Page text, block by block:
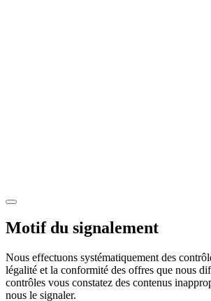
Motif du signalement
Nous effectuons systématiquement des
légalité et la conformité des offres que nous
contrôles vous constatez des contenus
nous le signaler.